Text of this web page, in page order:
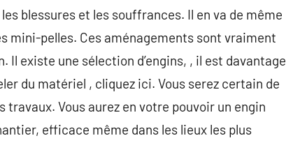
blessures et les souffrances. Il en va de même
mini-pelles. Ces aménagements sont vraiment
existe une sélection d’engins, , il est davantage
du matériel , cliquez ici. Vous serez certain de
Vous aurez en votre pouvoir un engin
efficace même dans les lieux les plus